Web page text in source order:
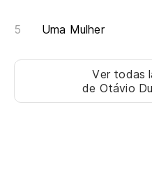
Uma Mulher
Ver todas
de Otávio